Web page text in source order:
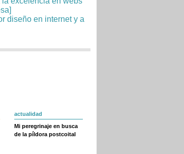
actualidad
Mi peregrinaje en busca
de la píldora postcoital